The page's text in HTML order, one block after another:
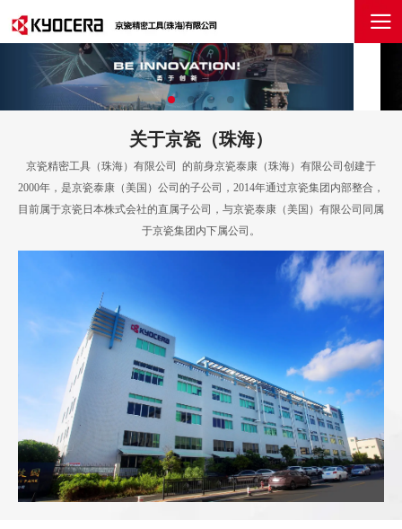
关于京瓷（珠海）
京瓷精密工具（珠海）有限公司 的前身京瓷泰康（珠海）有限公司创建于
2000年，是京瓷泰康（美国）公司的子公司，2014年通过京瓷集团内部整合，
目前属于京瓷日本株式会社的直属子公司，与京瓷泰康（美国）有限公司同属
于京瓷集团内下属公司。